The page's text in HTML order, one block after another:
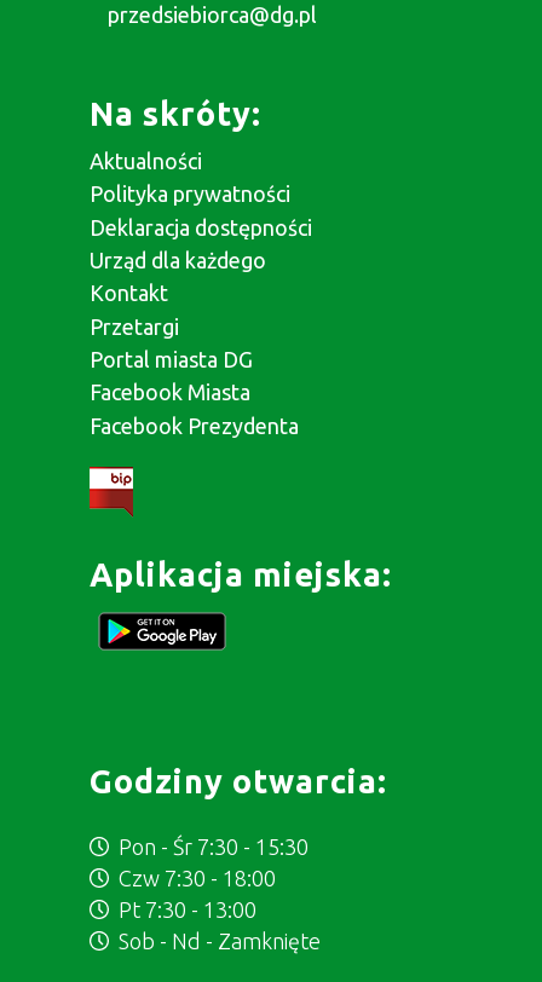
przedsiebiorca@dg.pl
Na skróty:
Aktualności
Polityka prywatności
Deklaracja dostępności
Urząd dla każdego
Kontakt
Przetargi
Portal miasta DG
Facebook Miasta
Facebook Prezydenta
Aplikacja miejska:
Godziny otwarcia:
Pon - Śr 7:30 - 15:30
Czw 7:30 - 18:00
Pt 7:30 - 13:00
Sob - Nd - Zamknięte